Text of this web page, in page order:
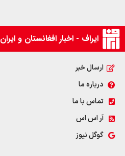
ایراف - اخبار افغانستان و ایران
ارسال خبر
درباره ما
تماس با ما
آر اس اس
گوگل نیوز